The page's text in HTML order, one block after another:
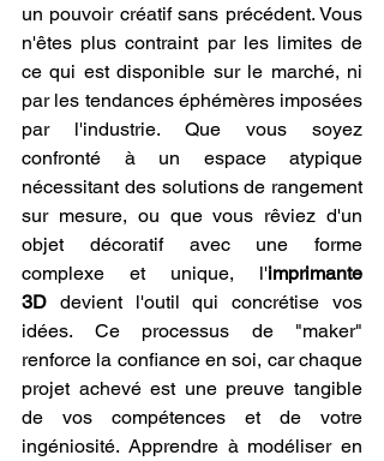
un pouvoir créatif sans précédent. Vous
n'êtes plus contraint par les limites de
ce qui est disponible sur le marché, ni
par les tendances éphémères imposées
par l'industrie. Que vous soyez
confronté à un espace atypique
nécessitant des solutions de rangement
sur mesure, ou que vous rêviez d'un
objet décoratif avec une forme
complexe et unique, l'imprimante
3D devient l'outil qui concrétise vos
idées. Ce processus de "maker"
renforce la confiance en soi, car chaque
projet achevé est une preuve tangible
de vos compétences et de votre
ingéniosité. Apprendre à modéliser en